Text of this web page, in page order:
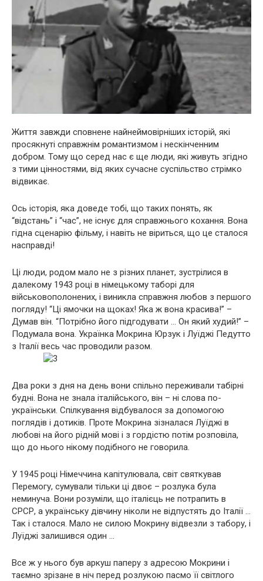
Життя завжди сповнене найнеймовірніших історій, які
просякнуті справжнім романтизмом і нескінченним
добром. Тому що серед нас є ще люди, які живуть згідно
з тими цінностями, від яких сучасне суспільство стрімко
відвикає.
Ось історія, яка доведе тобі, що таких понять, як
“відстань” і “час”, не існує для справжнього кохання. Вона
гідна сценарію фільму, і навіть не віриться, що це сталося
насправді!
Ці люди, родом мало не з різних планет, зустрілися в
далекому 1943 році в німецькому таборі для
військовополонених, і виникла справжня любов з першого
погляду! “Ці ямочки на щоках! Яка ж вона красива!” –
Думав він. “Потрібно його підгодувати … Он який худий!” –
Подумала вона. Українка Мокрина Юрзук і Луїджі Педутто
з Італії весь час проводили разом.
Два роки з дня на день вони спільно переживали табірні
будні. Вона не знала італійського, він – ні слова по-
українськи. Спілкування відбувалося за допомогою
поглядів і дотиків. Проте Мокрина зізналася Луїджі в
любові на його рідній мові і з гордістю потім розповіла,
що до нього нікому подібного не говорила.
У 1945 році Німеччина капітулювала, світ святкував
Перемогу, сумували тільки ці двоє – розлука була
неминуча. Вони розуміли, що італієць не потрапить в
СРСР, а українську дівчину ніколи не відпустять до Італії …
Так і сталося. Мало не силою Мокрину відвезли з табору, і
Луїджі залишився один …
Все ж у нього був аркуш паперу з адресою Мокрини і
таємно зрізане в ніч перед розлукою пасмо її світлого